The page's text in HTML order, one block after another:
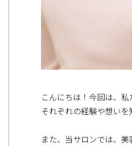
こんにちは！今回は、
それぞれの経験や想い
また、当サロンでは、